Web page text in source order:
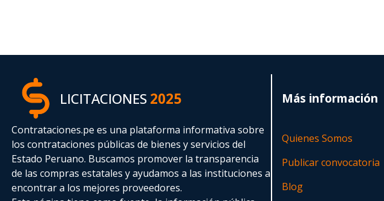
LICITACIONES2025
Contrataciones.pe es una plataforma informativa sobre
los contrataciones públicas de bienes y servicios del
Estado Peruano. Buscamos promover la transparencia
de las compras estatalesy ayudamos a las instituciones a
encontrar a los mejores proveedores.
Más información
Quienes Somos
Publicar convocatoria
Blog